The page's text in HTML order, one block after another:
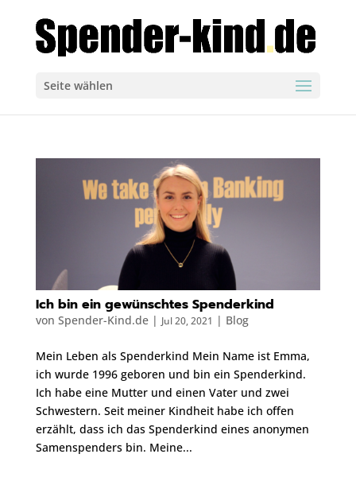
Seite wählen
Ich bin ein gewünschtes Spenderkind
von Spender-Kind.de| Jul 20, 2021 | Blog
Mein Leben als Spenderkind Mein Name ist Emma, ​​
ich wurde 1996 geboren und bin ein Spenderkind.
Ich habe eine Mutter und einen Vater und zwei
Schwestern. Seit meiner Kindheit habe ich offen
erzählt, dass ich das Spenderkind eines anonymen
Samenspenders bin. Meine...